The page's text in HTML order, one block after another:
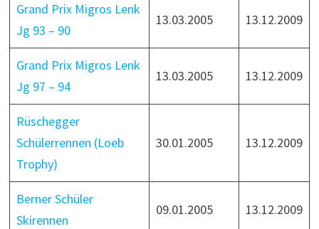
Grand Prix Migros Lenk
Jg 93 – 90
13.03.2005 13.12.2009
Grand Prix Migros Lenk
Jg 97 – 94
13.03.2005 13.12.2009
Rüschegger
Schülerrennen (Loeb
Trophy)
30.01.2005 13.12.2009
Berner Schüler
Skirennen
09.01.2005 13.12.2009